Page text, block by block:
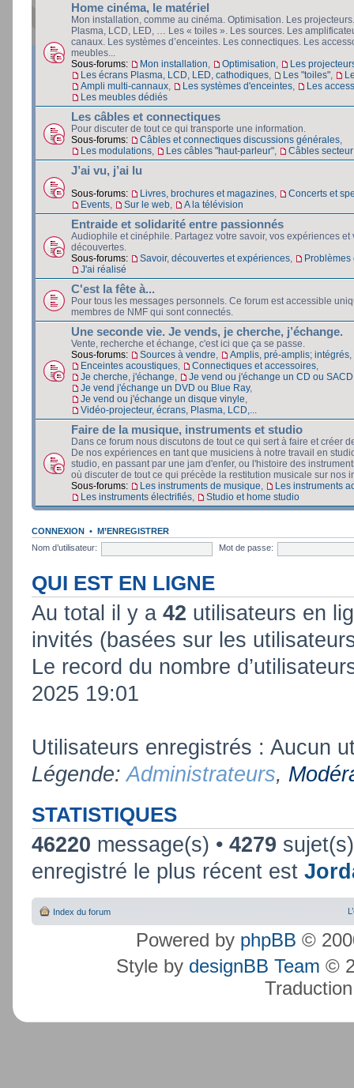
Home cinéma, le matériel
Mon installation, comme au cinéma. Optimisation. Les
Plasma, LCD, LED, … Les « toiles ». Les sources. Les
canaux. Les systèmes d’enceintes. Les connectiques. Les
meubles...
Sous-forums:
Mon installation Optimisation
Les
Les écrans Plasma, LCD, LED, cathodiques
Les "toiles"
Ampli multi-cannaux
Les systèmes d'enceintes
Les
Les meubles dédiés
Les câbles et connectiques
Pour discuter de tout ce qui transporte une information.
Sous-forums:
Câbles et connectiques discussions générales
Les modulations
Les câbles "haut-parleur" Câbles
J’ai vu, j’ai lu
Sous-forums: Livres, brochures et magazines
Concerts et
Events
Sur le web A la télévision
Entraide et solidarité entre passionnés
Audiophile et cinéphile. Partagez votre savoir, vos expériences et
découvertes.
Sous-forums:
Savoir, découvertes et expériences
Problèmes
J'ai réalisé
C'est la fête à...
Pour tous les messages personnels. Ce forum est accessible
membres de NMF qui sont connectés.
Une seconde vie. Je vends, je cherche, j’échange.
Vente, recherche et échange, c'est ici que ça se passe.
Sous-forums:
Sources à vendre Amplis, pré-amplis; intégrés
Enceintes acoustiques
Connectiques et accessoires
Je cherche, j'échange
Je vend ou j'échange un CD ou SACD
Je vend j'échange un DVD ou Blue Ray,
Je vend ou j'échange un disque vinyle
Vidéo-projecteur, écrans, Plasma, LCD,...
Faire de la musique, instruments et studio
Dans ce forum nous discutons de tout ce qui sert à faire et créer
De nos expériences en tant que musiciens à notre travail en
studio, en passant par une jam d'enfer, ou l'histoire des
où discuter de tout ce qui précède la restitution musicale sur nos
Sous-forums:
Les instruments de musique
Les instruments
Les instruments électrifiés
Studio et home studio
CONNEXION • M’ENREGISTRER
Nom d’utilisateur:
Mot de passe:
QUI EST EN LIGNE
Au total il y a 42 utilisateurs en
invités (basées sur les
Le record du nombre
2025 19:01
Utilisateurs enregistrés : Aucun
Légende:Administrateurs,
STATISTIQUES
46220 message(s) • 4279
enregistré le plus récent est
Index du forum
Powered by phpBB ©
Style by designBB Team ©